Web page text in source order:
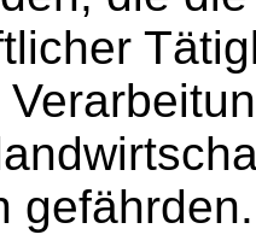
gefährden.